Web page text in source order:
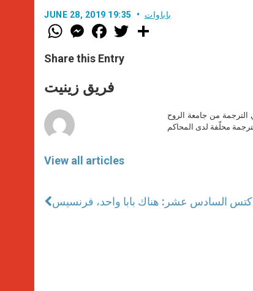
JUNE 28, 2019 19:35 باباوات
W
h
t
s
p
p
M
e
s
e
g
e
F
a
e
b
o
k
w
Share this Entry
فريق زينيت
View all articles
من جامعة الروح
محلّفة لدى المحاكم
السادس عشر: هناك بابا واحد، فرنسيس